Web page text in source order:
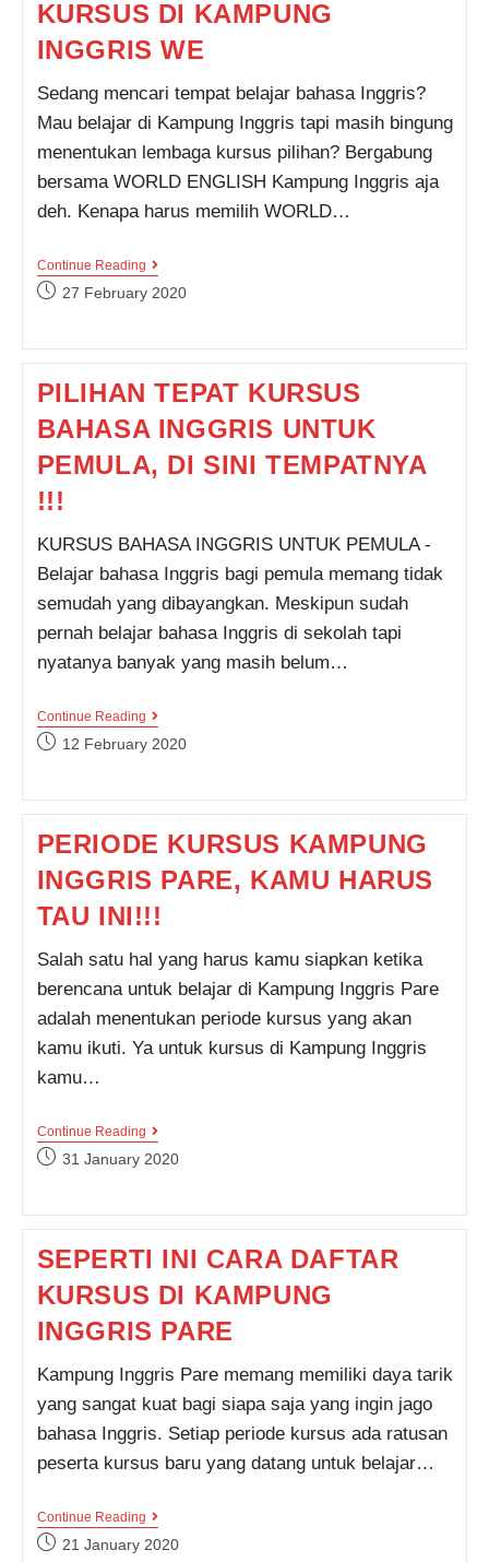
KURSUS DI KAMPUNG
INGGRIS WE
Sedang mencari tempat belajar bahasa Inggris?
Mau belajar di Kampung Inggris tapi masih bingung
menentukan lembaga kursus pilihan? Bergabung
bersama WORLD ENGLISH Kampung Inggris aja
deh. Kenapa harus memilih WORLD…
Continue Reading5
MENGAPA
INGGRIS
WE
Post27 February 2020
PILIHAN TEPAT KURSUS
BAHASA INGGRIS UNTUK
PEMULA, DI SINI TEMPATNYA
!!!
KURSUS BAHASA INGGRIS UNTUK PEMULA -
Belajar bahasa Inggris bagi pemula memang tidak
semudah yang dibayangkan. Meskipun sudah
pernah belajar bahasa Inggris di sekolah tapi
nyatanya banyak yang masih belum…
Continue ReadingPILIHAN
KURSUS
DI
SINI
TEMPATNYA
!!!
Post12 February 2020
PERIODE KURSUS KAMPUNG
INGGRIS PARE, KAMU HARUS
TAU INI!!!
Salah satu hal yang harus kamu siapkan ketika
berencana untuk belajar di Kampung Inggris Pare
adalah menentukan periode kursus yang akan
kamu ikuti. Ya untuk kursus di Kampung Inggris
kamu…
Continue ReadingPERIODE
KAMPUNG
TAU
INI!!!
Post31 January 2020
SEPERTI INI CARA DAFTAR
KURSUS DI KAMPUNG
INGGRIS PARE
Kampung Inggris Pare memang memiliki daya tarik
yang sangat kuat bagi siapa saja yang ingin jago
bahasa Inggris. Setiap periode kursus ada ratusan
peserta kursus baru yang datang untuk belajar…
Continue ReadingSEPERTI
CARA
Post21 January 2020